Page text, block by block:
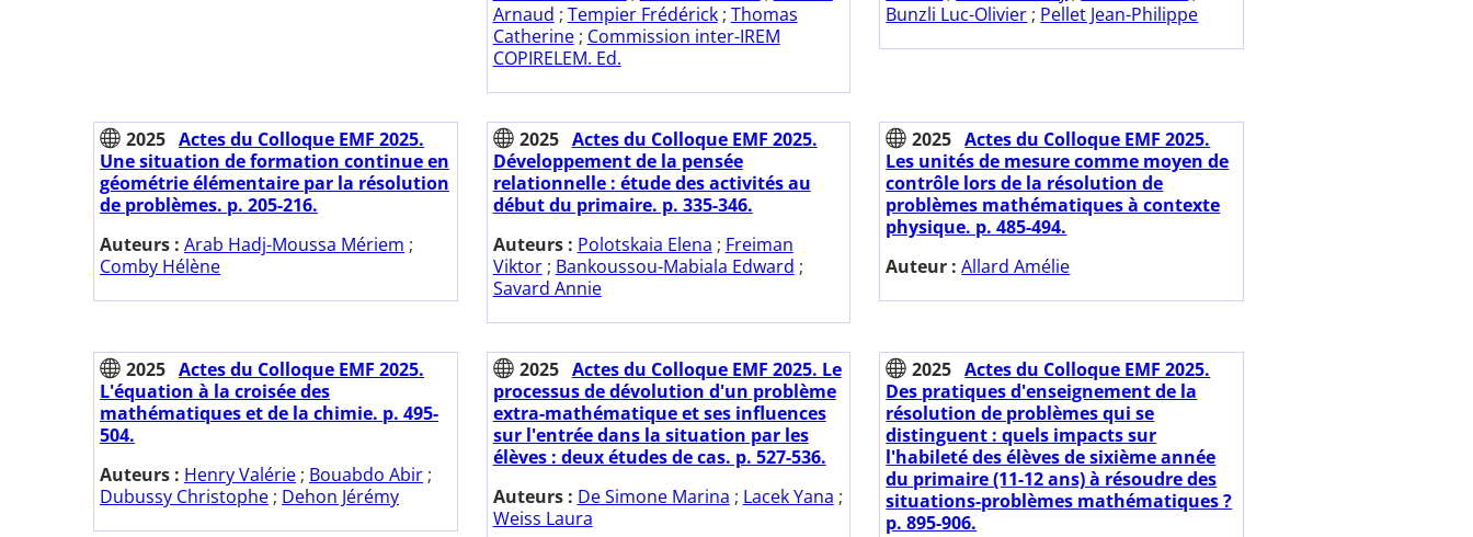
Arnaud ; Tempier Frédérick; Thomas
Catherine; Commission inter-IREM
COPIRELEM. Ed.
Bunzli Luc-Olivier ; Pellet Jean-Philippe
2025 Actes du Colloque EMF 2025.
Une situation de formation continue en
géométrie élémentaire par la résolution
de problèmes. p. 205-216.
Auteurs : Arab Hadj-Moussa Mériem ;
Comby Hélène
2025 Actes du Colloque EMF 2025.
Développement de la pensée
relationnelle : étude des activités au
début du primaire. p. 335-346.
Auteurs : Polotskaia Elena ; Freiman
Viktor; Bankoussou-Mabiala Edward ;
Savard Annie
2025 Actes du Colloque EMF 2025.
Les unités de mesure comme moyen de
contrôle lors de la résolution de
problèmes mathématiques à contexte
physique. p. 485-494.
Auteur :Allard Amélie
2025 Actes du Colloque EMF 2025.
L'équation à la croisée des
mathématiques et de la chimie. p. 495-
504.
Auteurs : Henry Valérie ; Bouabdo Abir ;
Dubussy Christophe ; Dehon Jérémy
2025 Actes du Colloque EMF 2025. Le
processus de dévolution d'un problème
extra-mathématique et ses influences
sur l'entrée dans la situation par les
élèves : deux études de cas. p. 527-536.
Auteurs : De Simone Marina ; Lacek Yana ;
Weiss Laura
2025 Actes du Colloque EMF 2025.
Des pratiques d'enseignement de la
résolution de problèmes qui se
distinguent : quels impacts sur
l'habileté des élèves de sixième année
du primaire (11-12 ans) à résoudre des
situations-problèmes mathématiques ?
p. 895-906.